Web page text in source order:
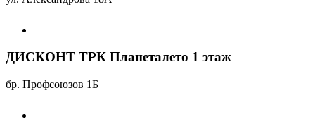
ДИСКОНТ ТРК Планеталето 1 этаж
бр. Профсоюзов 1Б